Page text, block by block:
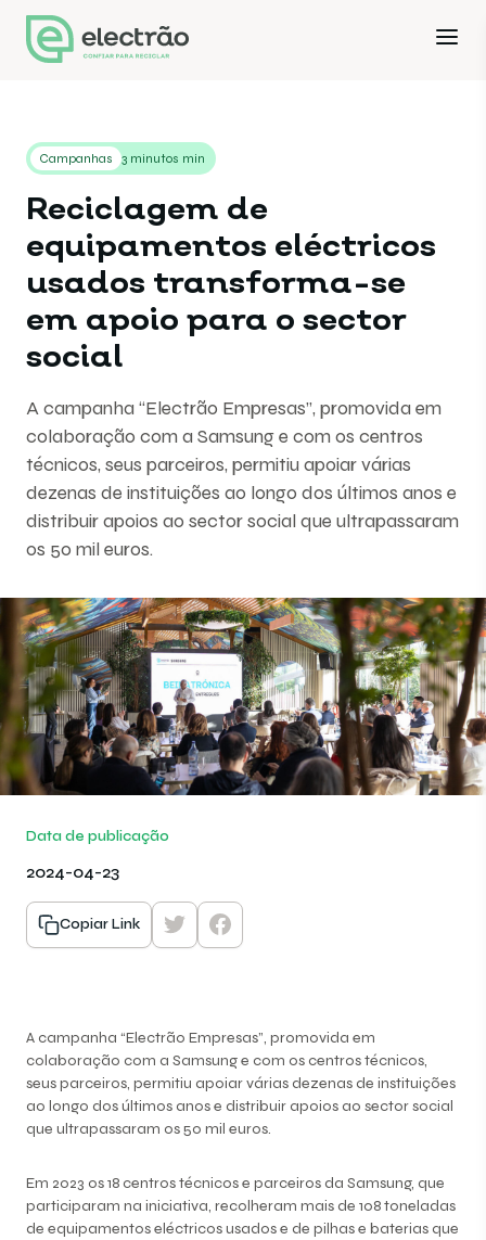
Campanhas 3 minutos min
Reciclagem de
equipamentos eléctricos
usados transforma-se
em apoio para o sector
social
A campanha “Electrão Empresas”, promovida em
colaboração com a Samsung e com os centros
técnicos, seus parceiros, permitiu apoiar várias
dezenas de instituições ao longo dos últimos anos e
distribuir apoios ao sector social que ultrapassaram
os 50 mil euros.
Data de publicação
2024-04-23
Copiar Link
A campanha “Electrão Empresas”, promovida em
colaboração com a Samsung e com os centros técnicos,
seus parceiros, permitiu apoiar várias dezenas de instituições
ao longo dos últimos anos e distribuir apoios ao sector social
que ultrapassaram os 50 mil euros.
Em 2023 os 18 centros técnicos e parceiros da Samsung, que
participaram na iniciativa, recolheram mais de 108 toneladas
de equipamentos eléctricos usados e de pilhas e baterias que